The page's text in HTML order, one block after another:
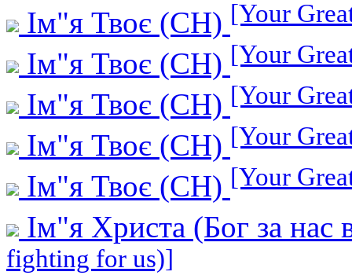
Ім"я Твоє (СН) [Your
Ім"я Твоє (СН) [Your
Ім"я Твоє (СН) [Your
Ім"я Твоє (СН) [Your
Ім"я Твоє (СН) [Your
Ім"я Христа (Бог за
fighting for us)]